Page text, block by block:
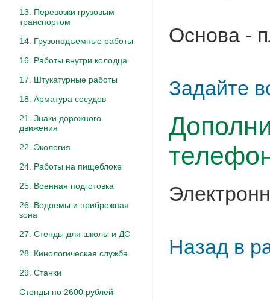
13. Перевозки грузовым
транспортом
14. Грузоподъемные работы
16. Работы внутри колодца
17. Штукатурные работы
18. Арматура сосудов
21. Знаки дорожного
движения
22. Экология
24. Работы на пищеблоке
25. Военная подготовка
26. Водоемы и прибрежная
зона
27. Стенды для школы и ДС
28. Кинологическая служба
29. Станки
Стенды по 2600 рублей
Основа -
Задайте
Назад в